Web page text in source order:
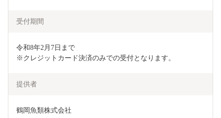
受付期間
令和8年2月7日まで
※クレジットカード決済のみでの受付となります。
提供者
鶴岡魚類株式会社